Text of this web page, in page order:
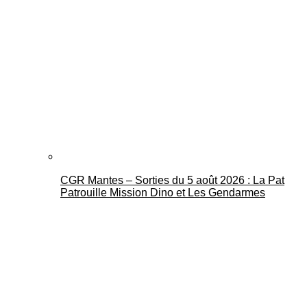
Mantes Actu
CGR Mantes – Sorties du 5 août 2026 : La Pat
Patrouille Mission Dino et Les Gendarmes